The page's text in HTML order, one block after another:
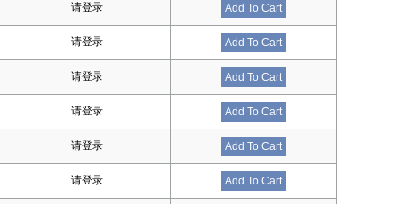
请登录 Add To Cart
请登录 Add To Cart
请登录 Add To Cart
请登录 Add To Cart
请登录 Add To Cart
请登录 Add To Cart